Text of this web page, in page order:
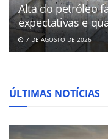
Alta do petróleo
expectativas e
7 DE AGOSTO DE 2026
ÚLTIMAS NOTÍCIAS